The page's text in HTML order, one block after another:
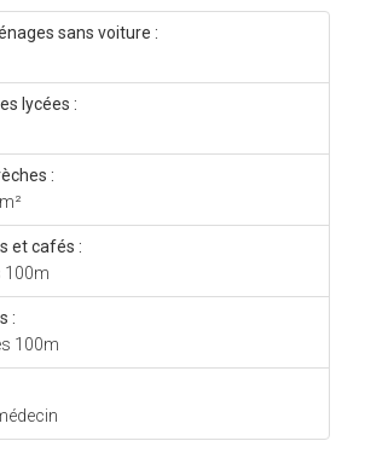
sans voiture :
lycées :
:
et cafés :
100m
:
100m